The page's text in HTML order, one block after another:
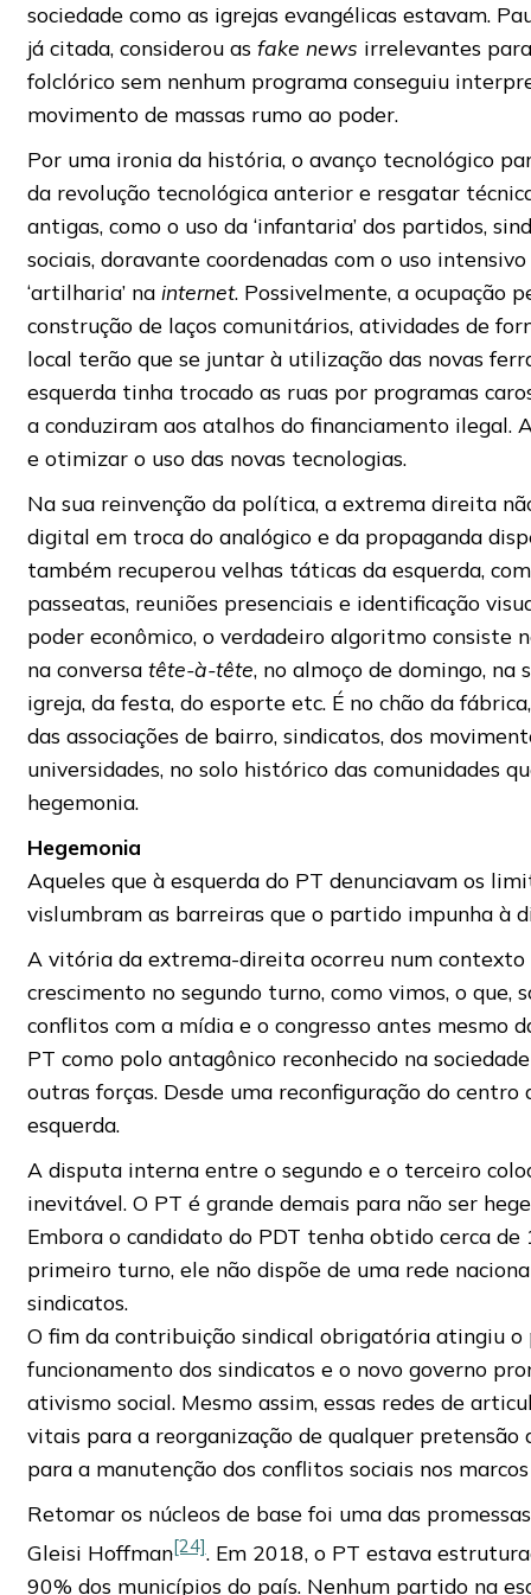
sociedade como as igrejas evangélicas estavam.
já citada, considerou as fake news irrelevantes
folclórico sem nenhum programa conseguiu
movimento de massas rumo ao poder.
Por uma ironia da história, o avanço tecnológico
da revolução tecnológica anterior e resgatar
antigas, como o uso da ‘infantaria’ dos partidos,
sociais, doravante coordenadas com o uso
‘artilharia’ na internet. Possivelmente, a ocupação
construção de laços comunitários, atividades de
local terão que se juntar à utilização das novas
esquerda tinha trocado as ruas por programas
a conduziram aos atalhos do financiamento ilegal.
e otimizar o uso das novas tecnologias.
Na sua reinvenção da política, a extrema direita
digital em troca do analógico e da propaganda
também recuperou velhas táticas da esquerda,
passeatas, reuniões presenciais e identificação
poder econômico, o verdadeiro algoritmo consiste
na conversa tête-à-tête, no almoço de domingo, na
igreja, da festa, do esporte etc. É no chão da
das associações de bairro, sindicatos, dos
universidades, no solo histórico das comunidades
hegemonia.
Hegemonia
Aqueles que à esquerda do PT denunciavam os
vislumbram as barreiras que o partido impunha à
A vitória da extrema-direita ocorreu num contexto
crescimento no segundo turno, como vimos, o que,
conflitos com a mídia e o congresso antes mesmo
PT como polo antagônico reconhecido na
outras forças. Desde uma reconfiguração do
esquerda.
A disputa interna entre o segundo e o terceiro
inevitável. O PT é grande demais para não ser
Embora o candidato do PDT tenha obtido cerca de
primeiro turno, ele não dispõe de uma rede
sindicatos.
O fim da contribuição sindical obrigatória atingiu
funcionamento dos sindicatos e o novo governo
ativismo social. Mesmo assim, essas redes de
vitais para a reorganização de qualquer pretensão
para a manutenção dos conflitos sociais nos
Retomar os núcleos de base foi uma das
Gleisi Hoffman[24]. Em 2018, o PT estava
90% dos municípios do país. Nenhum partido na